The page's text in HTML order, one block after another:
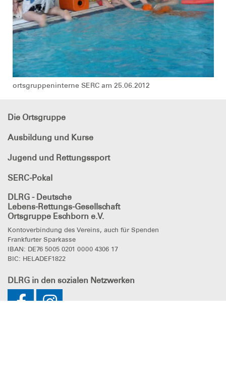
ortsgruppeninterne SERC am 25.06.2012
Die Ortsgruppe
Ausbildung und Kurse
Jugend und Rettungssport
SERC-Pokal
DLRG - Deutsche
Lebens-Rettungs-Gesellschaft
Ortsgruppe Eschborn e.V.
Kontoverbindung des Vereins, auch für Spenden
Frankfurter Sparkasse
IBAN: DE76 5005 0201 0000 4306 17
BIC: HELADEF1822
DLRG in den sozialen Netzwerken